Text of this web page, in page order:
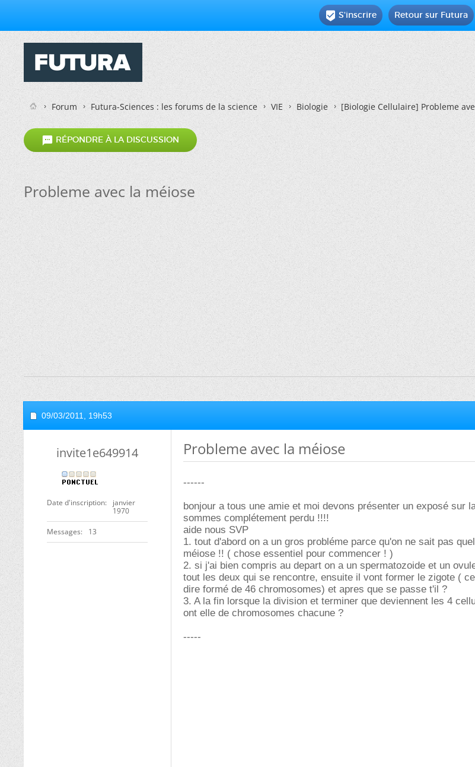
Retour sur Futura
 S'inscrire
Forum Futura-Sciences : les forums de la science VIE Biologie [Biologie Cellulaire]Probleme
 RÉPONDRE À LA DISCUSSION
Probleme avec la méiose
09/03/2011, 19h53
invite1e649914
Date d'inscription
janvier
1970
Messages 13
Probleme avec la méiose
------
bonjour a tous une amie et moi devons présenter un exposé sur
sommes complétement perdu !!!!
aide nous SVP
1. tout d'abord on a un gros probléme parce qu'on ne sait pas
méiose !! ( chose essentiel pour commencer ! )
2. si j'ai bien compris au depart on a un spermatozoide et un
tout les deux qui se rencontre, ensuite il vont former le zigote (
dire formé de 46 chromosomes) et apres que se passe t'il ?
3. A la fin lorsque la division et terminer que deviennent les 4
ont elle de chromosomes chacune ?
-----